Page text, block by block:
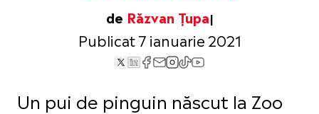
de Răzvan Țupa
Publicat 7 ianuarie 2021
Un pui de pinguin născut la Zoo